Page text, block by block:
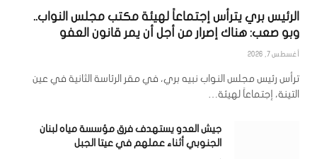
الرئيس بري يترأس إجتماعاً لهيئة مكتب مجلس النواب..
وبو صعب: هناك إصرار من أجل أن يمر قانون العفو
أغسطس 7, 2026
ترأس رئيس مجلس النواب نبيه بري، في مقر الرئاسة الثانية في عين
التينة، إجتماعاً لهيئة…
جيش العدو يستهدف فرق مؤسسة مياه لبنان
الجنوبي أثناء عملهم في عيتا الجبل